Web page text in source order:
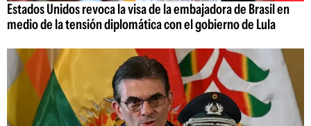
Estados Unidos revoca la visa de la embajadora de Brasil en
medio de la tensión diplomática con el gobierno de Lula